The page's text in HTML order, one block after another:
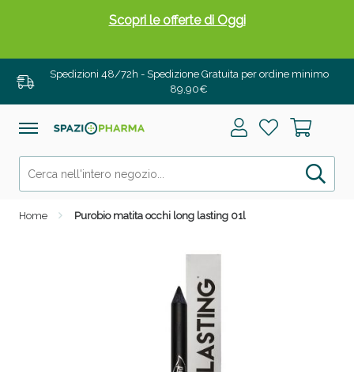
Spedizioni 48/72h - Spedizione Gratuita per ordine minimo
89,90€
Home Purobio matita occhi long lasting 01l
Scopri le offerte di Oggi
Drenanti e Pancia Piatta: Sconti fino al 55% validi
solo per OGGI!